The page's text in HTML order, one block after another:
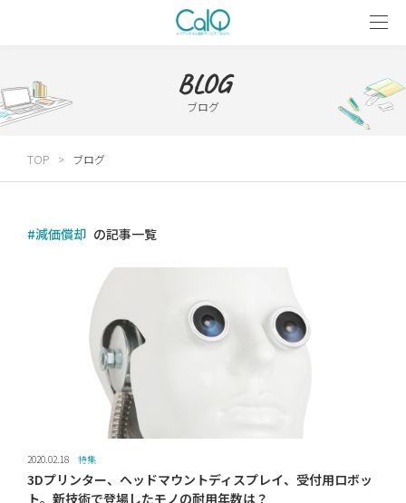
BLOG
ブログ
TOP ブログ
#減価償却 の記事一覧
2020.02.18 特集
3Dプリンター、ヘッドマウントディスプレイ、受付用ロボッ
ト。新技術で登場したモノの耐用年数は？